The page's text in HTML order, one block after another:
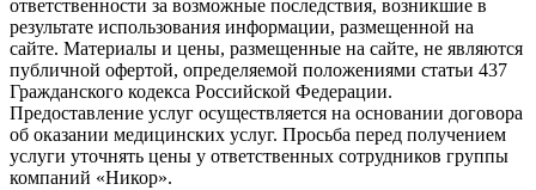
ответственности за возможные последствия, возникшие в
результате использования информации, размещенной на
сайте. Материалы и цены, размещенные на сайте, не являются
публичной офертой, определяемой положениями статьи 437
Гражданского кодекса Российской Федерации.
Предоставление услуг осуществляется на основании договора
об оказании медицинских услуг. Просьба перед получением
услуги уточнять цены у ответственных сотрудников группы
компаний «Никор».